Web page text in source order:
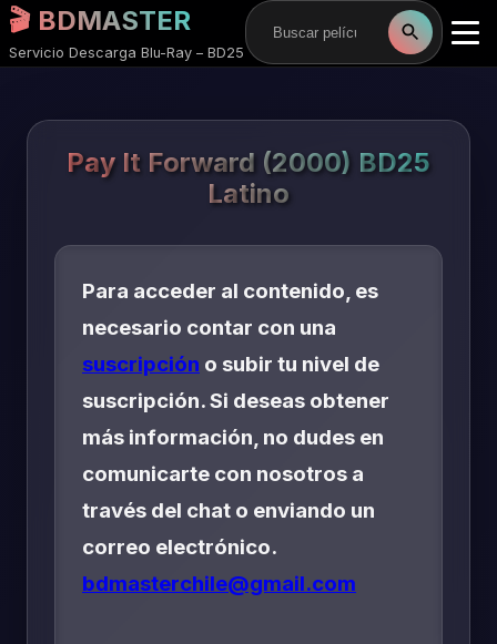
🎬 BDMASTER
Servicio Descarga Blu-Ray – BD25
Pay It Forward (2000) BD25
Latino
Para acceder al contenido, es
necesario contar con una
suscripción o subir tu nivel de
suscripción. Si deseas obtener
más información, no dudes en
comunicarte con nosotros a
través del chat o enviando un
correo electrónico.
bdmasterchile@gmail.com